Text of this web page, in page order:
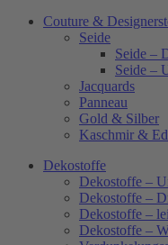
Couture &
Seide
Seide –
Seide –
Jacquards
Panneau
Gold & Silber
Kaschmir &
Dekostoffe
Dekostoffe –
Dekostoffe –
Dekostoffe –
Dekostoffe –